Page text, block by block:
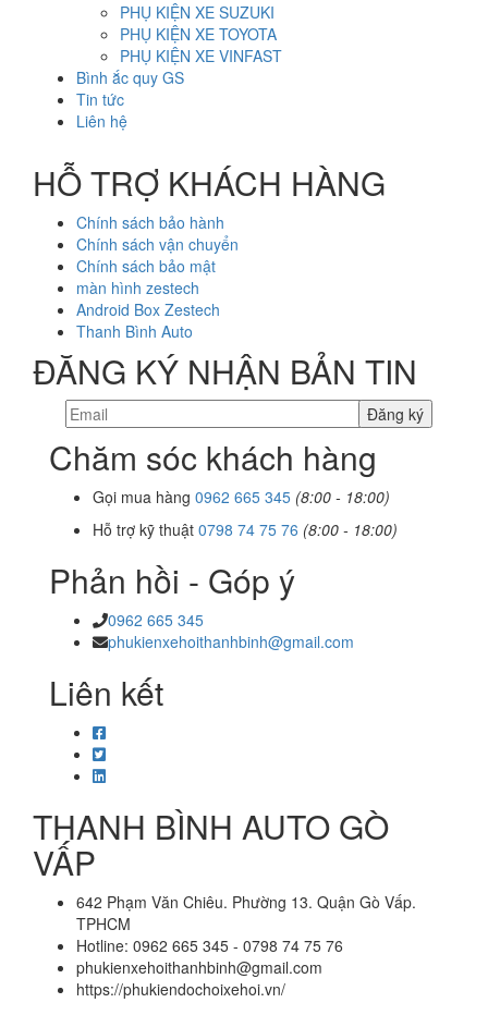
PHỤ KIỆN XE SUZUKI
PHỤ KIỆN XE TOYOTA
PHỤ KIỆN XE VINFAST
Bình ắc quy GS
Tin tức
Liên hệ
HỖ TRỢ KHÁCH HÀNG
Chính sách bảo hành
Chính sách vận chuyển
Chính sách bảo mật
màn hình zestech
Android Box Zestech
Thanh Bình Auto
ĐĂNG KÝ NHẬN BẢN TIN
Chăm sóc khách hàng
Gọi mua hàng 0962 665 345 (8:00 - 18:00)
Hỗ trợ kỹ thuật 0798 74 75 76 (8:00 - 18:00)
Phản hồi - Góp ý
0962 665 345
phukienxehoithanhbinh@gmail.com
Liên kết
THANH BÌNH AUTO GÒ
VẤP
642 Phạm Văn Chiêu. Phường 13. Quận Gò Vấp.
TPHCM
Hotline: 0962 665 345 - 0798 74 75 76
phukienxehoithanhbinh@gmail.com
https://phukiendochoixehoi.vn/